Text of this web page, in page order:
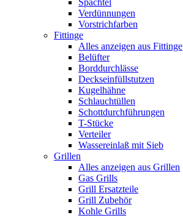
Spachtel
Verdünnungen
Vorstrichfarben
Fittinge
Alles anzeigen aus Fittinge
Belüfter
Borddurchlässe
Deckseinfüllstutzen
Kugelhähne
Schlauchtüllen
Schottdurchführungen
T-Stücke
Verteiler
Wassereinlaß mit Sieb
Grillen
Alles anzeigen aus Grillen
Gas Grills
Grill Ersatzteile
Grill Zubehör
Kohle Grills